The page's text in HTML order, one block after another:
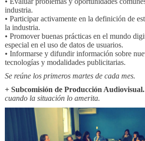
industria.
• Participar activamente en la definición de
la industria.
• Promover buenas prácticas en el mundo
especial en el uso de datos de usuarios.
• Informarse y difundir información sobre
tecnologías y modalidades publicitarias.
Se reúne los primeros martes de cada mes.
+ Subcomisión de Producción Audiovisual.
cuando la situación lo amerita.